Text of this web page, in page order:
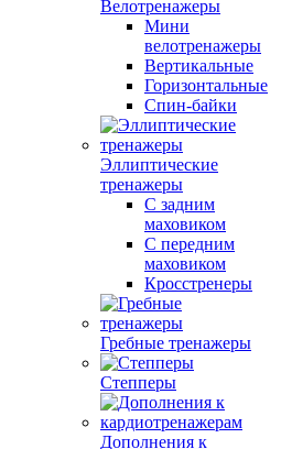
Велотренажеры
Мини
велотренажеры
Вертикальные
Горизонтальные
Спин-байки
Эллиптические
тренажеры
С задним
маховиком
С передним
маховиком
Кросстренеры
Гребные тренажеры
Степперы
Дополнения к